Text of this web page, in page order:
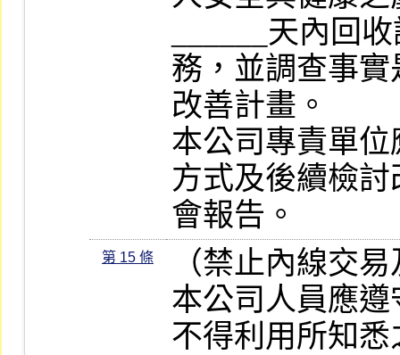
______天內回
務，並調查事
改善計畫。
本公司專責單
方式及後續檢
會報告。
第 15 條
（禁止內線交
本公司人員應
不得利用所知